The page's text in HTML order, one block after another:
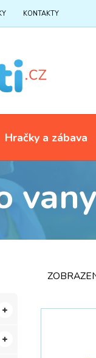
KONTAKTY
Hračky a zábava
vany